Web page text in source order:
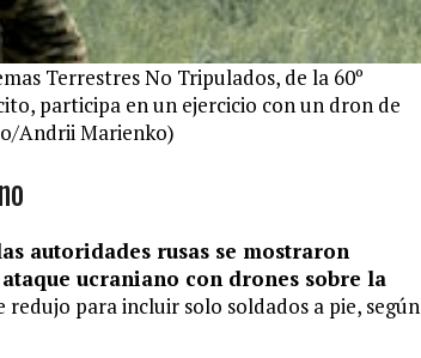
Terrestres No Tripulados, de la 60º
participa en un ejercicio con un dron de
Andrii Marienko)
autoridades rusas se mostraron
ucraniano con drones sobre la
para incluir solo soldados a pie, según